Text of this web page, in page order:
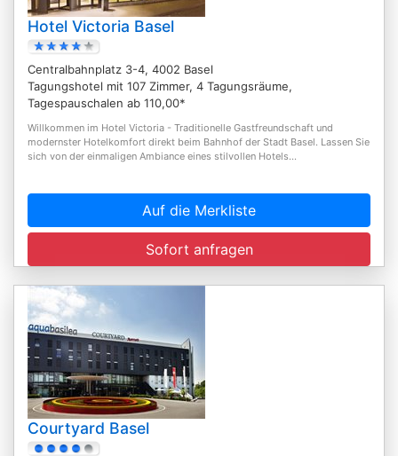
Hotel Victoria Basel
Centralbahnplatz 3-4, 4002 Basel
Tagungshotel mit 107 Zimmer, 4 Tagungsräume,
Tagespauschalen ab 110,00*
Willkommen im Hotel Victoria - Traditionelle Gastfreundschaft und
modernster Hotelkomfort direkt beim Bahnhof der Stadt Basel. Lassen Sie
sich von der einmaligen Ambiance eines stilvollen Hotels...
Auf die Merkliste
Sofort anfragen
Courtyard Basel